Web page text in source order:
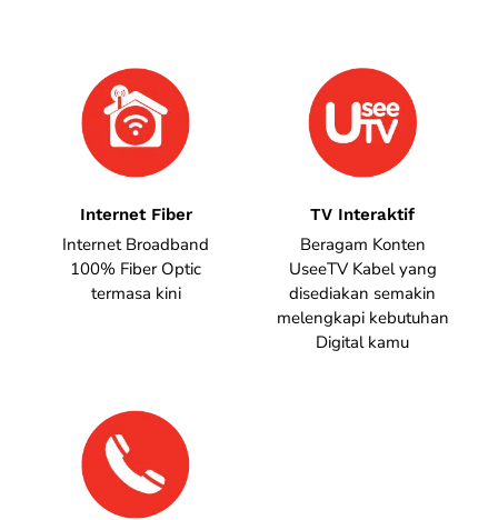
Internet Fiber
Internet Broadband
100% Fiber Optic
termasa kini
TV Interaktif
Beragam Konten
UseeTV Kabel yang
disediakan semakin
melengkapi kebutuhan
Digital kamu